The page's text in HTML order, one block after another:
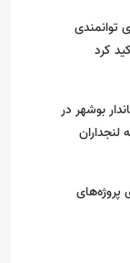
توانمندی
کرد
بوشهر در
پروژه‌های